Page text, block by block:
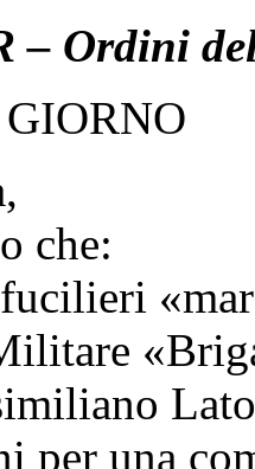
– Ordini
«marò»,
per una